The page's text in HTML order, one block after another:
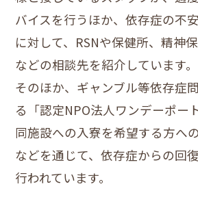
バイスを行うほか、依存症の不
に対して、RSNや保健所、精神
などの相談先を紹介しています。
そのほか、ギャンブル等依存症
る「認定NPO法人ワンデーポー
同施設への入寮を希望する方へ
などを通じて、依存症からの回
行われています。